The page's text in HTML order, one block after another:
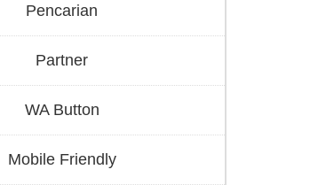
Pencarian
Partner
WA Button
Mobile Friendly